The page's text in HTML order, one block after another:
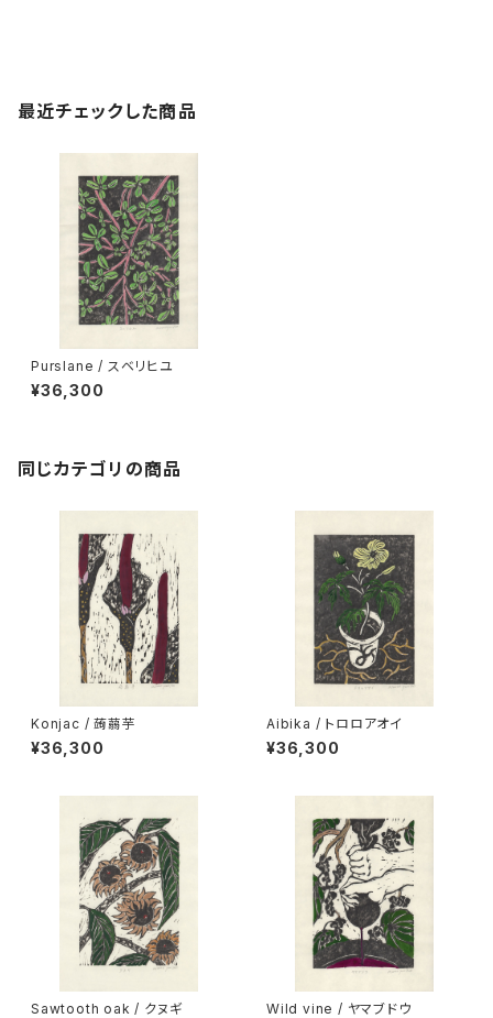
最近チェックした商品
Purslane / スベリヒユ
¥36,300
同じカテゴリの商品
Konjac / 蒟蒻芋
¥36,300
Aibika / トロロアオイ
¥36,300
Sawtooth oak / クヌギ Wild vine / ヤマブドウ